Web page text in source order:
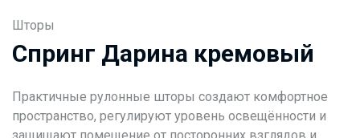
Шторы
Спринг Дарина кремовый
Практичные рулонные шторы создают комфортное
пространство, регулируют уровень освещённости и